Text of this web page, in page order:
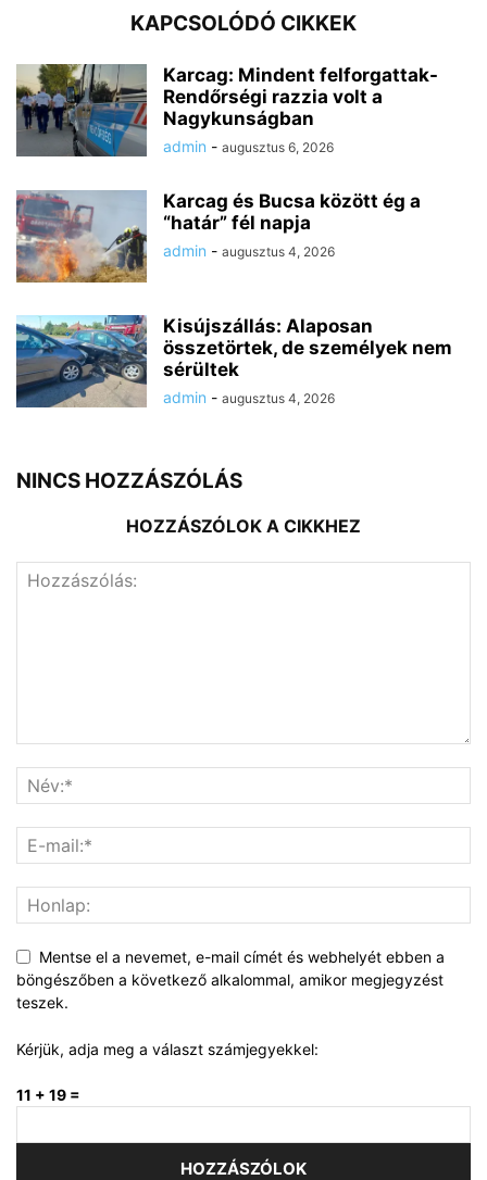
KAPCSOLÓDÓ CIKKEK
Karcag: Mindent felforgattak-
Rendőrségi razzia volt a
Nagykunságban
admin - augusztus 6, 2026
Karcag és Bucsa között ég a
“határ” fél napja
admin - augusztus 4, 2026
Kisújszállás: Alaposan
összetörtek, de személyek nem
sérültek
admin - augusztus 4, 2026
NINCS HOZZÁSZÓLÁS
HOZZÁSZÓLOK A CIKKHEZ
Mentse el a nevemet, e-mail címét és webhelyét ebben a
böngészőben a következő alkalommal, amikor megjegyzést
teszek.
Kérjük, adja meg a választ számjegyekkel:
11 + 19 =